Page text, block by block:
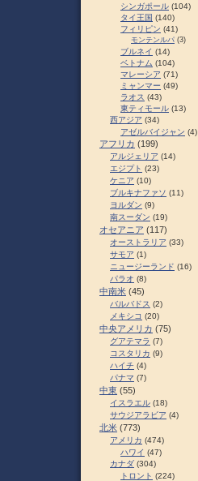
シンガポール (104)
タイ王国 (140)
フィリピン (41)
モンテンルパ (3)
ブルネイ (14)
ベトナム (104)
マレーシア (71)
ミャンマー (49)
ラオス (43)
東ティモール (13)
西アジア (34)
アゼルバイジャン (4)
アフリカ (199)
アルジェリア (14)
エジプト (23)
ケニア (10)
ブルキナファソ (11)
ヨルダン (9)
南スーダン (19)
オセアニア (117)
オーストラリア (33)
サモア (1)
ニュージーランド (16)
パラオ (8)
中南米 (45)
バルバドス (2)
メキシコ (20)
中央アメリカ (75)
グアテマラ (7)
コスタリカ (9)
ハイチ (4)
パナマ (7)
中東 (55)
イスラエル (18)
サウジアラビア (4)
北米 (773)
アメリカ (474)
ハワイ (47)
カナダ (304)
トロント (224)